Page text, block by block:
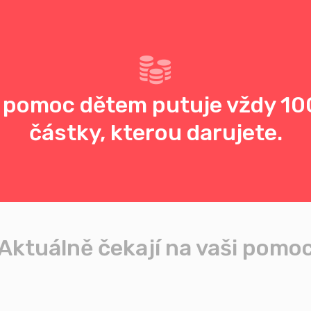
dětem putuje vždy
částky, kterou darujete.
čekají na vaši